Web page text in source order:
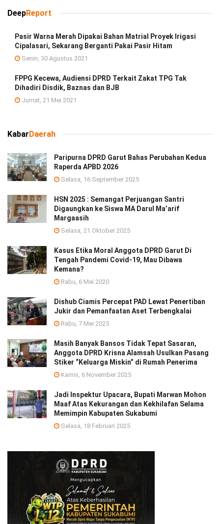
DeepReport
Pasir Warna Merah Dipakai Bahan Matrial Proyek Irigasi
Cipalasari, Sekarang Berganti Pakai Pasir Hitam
Senin, 30 Agustus 2021
FPPG Kecewa, Audiensi DPRD Terkait Zakat TPG Tak
Dihadiri Disdik, Baznas dan BJB
Jumat, 21 Mei 2021
KabarDaerah
Paripurna DPRD Garut Bahas Perubahan Kedua
Raperda APBD 2026
Selasa, 16 September 2025
HSN 2025 : Semangat Perjuangan Santri
Digaungkan ke Siswa MA Darul Ma’arif
Margaasih
Selasa, 21 Oktober 2025
Kasus Etika Moral Anggota DPRD Garut Di
Tengah Pandemi Covid-19, Mau Dibawa
Kemana?
Rabu, 6 Mei 2020
Dishub Ciamis Percepat PAD Lewat Penertiban
Jukir dan Pemanfaatan Aset Terbengkalai
Rabu, 7 Mei 2025
Masih Banyak Bansos Tidak Tepat Sasaran,
Anggota DPRD Krisna Alamsah Usulkan Pasang
Stiker “Keluarga Miskin” di Rumah Penerima
Kamis, 6 November 2025
Jadi Inspektur Upacara, Bupati Marwan Mohon
Maaf Atas Kekurangan dan Kekhilafan Selama
Memimpin Kabupaten Sukabumi
Selasa, 18 Februari 2025